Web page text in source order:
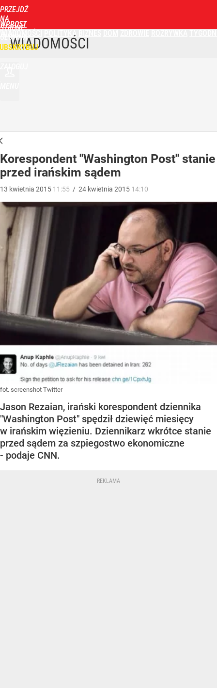
PRZEJDŹ
NA
STRONĘ
GŁÓWNĄ
WPROST
POLITYKA
WIADOMOŚCI
Korespondent "Washington Post" stanie
przed irańskim sądem
13 kwietnia 2015 11:55 / 24 kwietnia 2015 14:10
fot. screenshot Twitter
Jason Rezaian, irański korespondent dziennika
"Washington Post" spędził dziewięć miesięcy
w irańskim więzieniu. Dziennikarz wkrótce stanie
przed sądem za szpiegostwo ekonomiczne
- podaje CNN.